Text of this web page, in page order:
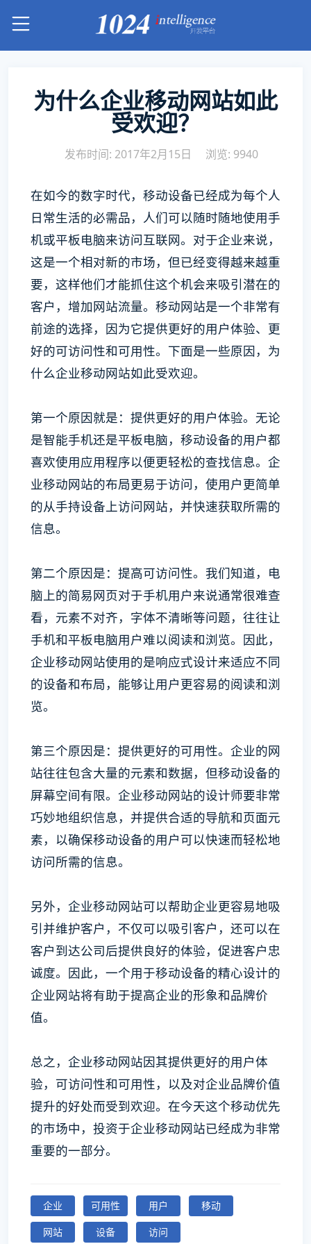
为什么企业移动网站如此
受欢迎？
发布时间: 2017年2月15日 浏览: 9940
在如今的数字时代，移动设备已经成为每个人
日常生活的必需品，人们可以随时随地使用手
机或平板电脑来访问互联网。对于企业来说，
这是一个相对新的市场，但已经变得越来越重
要，这样他们才能抓住这个机会来吸引潜在的
客户，增加网站流量。移动网站是一个非常有
前途的选择，因为它提供更好的用户体验、更
好的可访问性和可用性。下面是一些原因，为
什么企业移动网站如此受欢迎。
第一个原因就是：提供更好的用户体验。无论
是智能手机还是平板电脑，移动设备的用户都
喜欢使用应用程序以便更轻松的查找信息。企
业移动网站的布局更易于访问，使用户更简单
的从手持设备上访问网站，并快速获取所需的
信息。
第二个原因是：提高可访问性。我们知道，电
脑上的简易网页对于手机用户来说通常很难查
看，元素不对齐，字体不清晰等问题，往往让
手机和平板电脑用户难以阅读和浏览。因此，
企业移动网站使用的是响应式设计来适应不同
的设备和布局，能够让用户更容易的阅读和浏
览。
第三个原因是：提供更好的可用性。企业的网
站往往包含大量的元素和数据，但移动设备的
屏幕空间有限。企业移动网站的设计师要非常
巧妙地组织信息，并提供合适的导航和页面元
素，以确保移动设备的用户可以快速而轻松地
访问所需的信息。
另外，企业移动网站可以帮助企业更容易地吸
引并维护客户，不仅可以吸引客户，还可以在
客户到达公司后提供良好的体验，促进客户忠
诚度。因此，一个用于移动设备的精心设计的
企业网站将有助于提高企业的形象和品牌价
值。
总之，企业移动网站因其提供更好的用户体
验，可访问性和可用性，以及对企业品牌价值
提升的好处而受到欢迎。在今天这个移动优先
的市场中，投资于企业移动网站已经成为非常
重要的一部分。
企业 可用性 用户
移动
网站
设备 访问